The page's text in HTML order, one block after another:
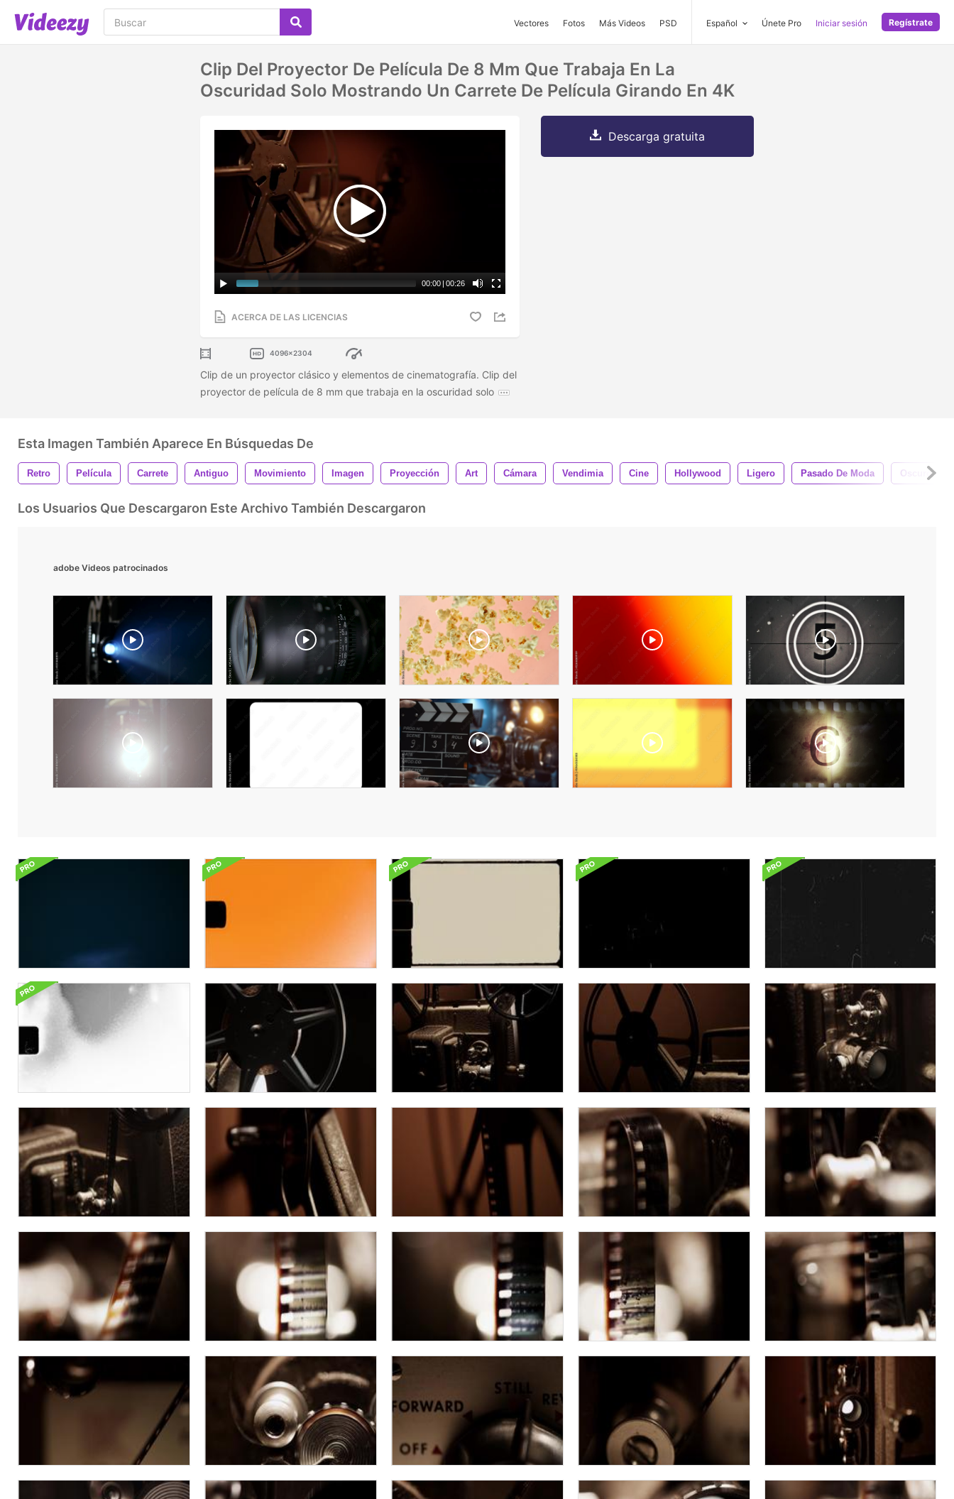
Vectores Fotos Más Videos PSD Español Únete Pro Iniciar sesión Regístrate
Clip Del Proyector De Película De 8 Mm Que Trabaja En La
Oscuridad Solo Mostrando Un Carrete De Película Girando En 4K
00:00 | 00:26
ACERCA DE LAS LICENCIAS
4096x2304
Clip de un proyector clásico y elementos de cinematografía. Clip del
proyector de película de 8 mm que trabaja en la oscuridad solo
Descarga gratuita
Esta Imagen También Aparece En Búsquedas De
Retro Película Carrete Antiguo Movimiento Imagen Proyección Art Cámara Vendimia Cine Hollywood Ligero Pasado De Moda Oscuro
Los Usuarios Que Descargaron Este Archivo También Descargaron
adobe Videos patrocinados